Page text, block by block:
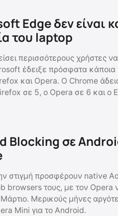
Edge δεν είναι
του laptop
περισσότερους χρήστες
έδειξε πρόσφατα κάποια
και Opera. Ο Chrome
σε 5, ο Opera σε 6 και ο
Blocking σε
στιγμή προσφέρουν native
browsers τους, με τον Opera
Μάρτιο. Μερικούς μήνες
Mini για το Android.